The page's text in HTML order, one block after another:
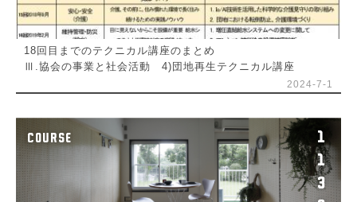
18回目までのテクニカル講座のまとめ
Ⅲ.協会の事業と社会活動 4)団地再生テクニカル講座
2024-7-1
COURSE
1
1
3